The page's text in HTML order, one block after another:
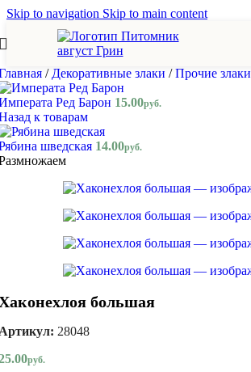
Skip to navigation Skip to main content
/ Декоративные злаки / Прочие злаки
Ред Барон 15.00руб.
к товарам
шведская 14.00руб.
большая
28048
руб.